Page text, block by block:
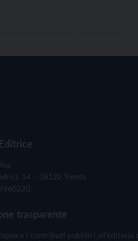
14 – 38122 Trento
trasparente
i contributi pubblici all'editoria